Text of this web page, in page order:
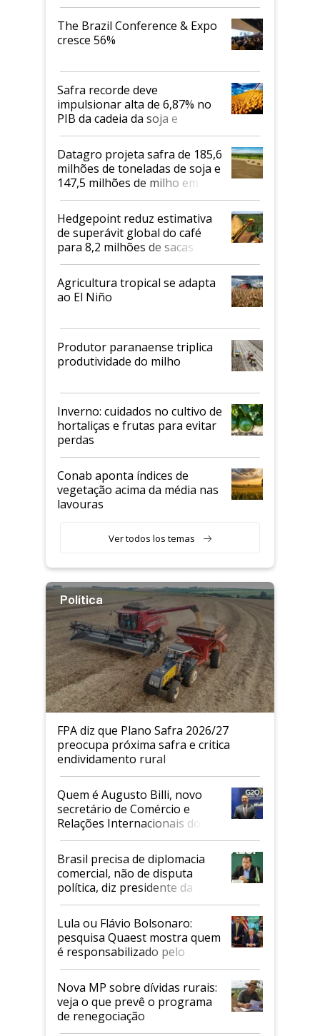
cafés Canephora
The Brazil Conference & Expo
cresce 56%
Safra recorde deve
impulsionar alta de 6,87% no
PIB da cadeia da soja e
biodiesel em 2026
Datagro projeta safra de 185,6
milhões de toneladas de soja e
147,5 milhões de milho em
2026/27
Hedgepoint reduz estimativa
de superávit global do café
para 8,2 milhões de sacas
Agricultura tropical se adapta
ao El Niño
Produtor paranaense triplica
produtividade do milho
Inverno: cuidados no cultivo de
hortaliças e frutas para evitar
perdas
Conab aponta índices de
vegetação acima da média nas
lavouras
Ver todos los temas
Política
FPA diz que Plano Safra 2026/27
preocupa próxima safra e critica
endividamento rural
Quem é Augusto Billi, novo
secretário de Comércio e
Relações Internacionais do
Mapa
Brasil precisa de diplomacia
comercial, não de disputa
política, diz presidente da
Faesp
Lula ou Flávio Bolsonaro:
pesquisa Quaest mostra quem
é responsabilizado pelo
tarifaço dos EUA
Nova MP sobre dívidas rurais:
veja o que prevê o programa
de renegociação